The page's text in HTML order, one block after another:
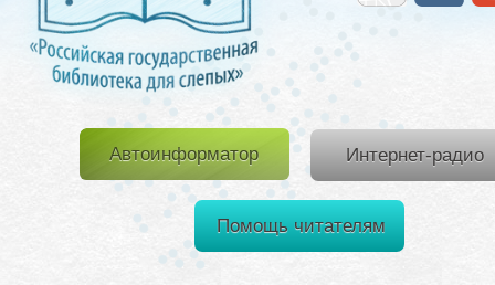
Автоинформатор Интернет-радио
Помощь читателям